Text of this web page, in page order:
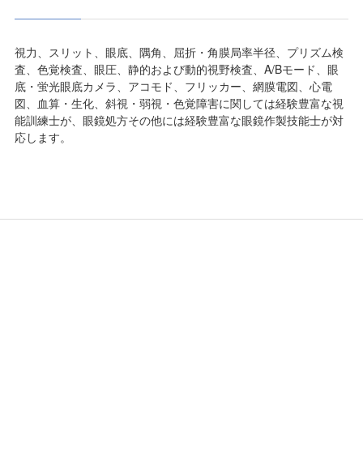
視力、スリット、眼底、隅角、屈折・角膜局率半径、プリズム検
査、色覚検査、眼圧、静的および動的視野検査、A/Bモード、眼
底・蛍光眼底カメラ、アコモド、フリッカー、網膜電図、心電
図、血算・生化、斜視・弱視・色覚障害に関しては経験豊富な視
能訓練士が、眼鏡処方その他には経験豊富な眼鏡作製技能士が対
応します。